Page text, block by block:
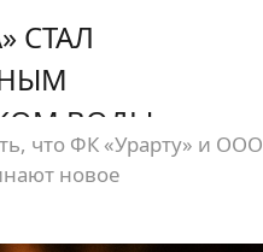
СТАЛ
ВОДЫ
что ФК «Урарту» и ООО
новое